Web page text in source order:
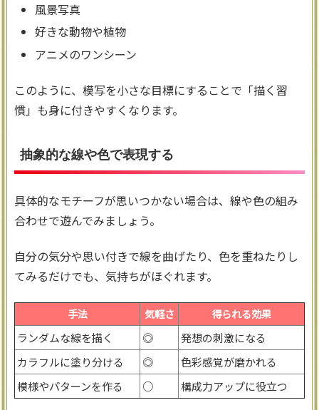
風景写真
好きな動物や植物
アニメのワンシーン
このように、模写を小さな目標にすることで「描く習
慣」も身に付きやすくなります。
抽象的な線や色で表現する
具体的なモチーフが思いつかない場合は、線や色の組み
合わせで遊んでみましょう。
自分の気分や思い付きで線を曲げたり、色を重ねたりし
てみるだけでも、気持ちがほぐれます。
手法 気軽さ 得られる効果
ランダムな線を描く ◎
発想の刺激になる
カラフルに塗り分ける
◎
色彩感覚が磨かれる
模様やパターンを作る
○ 構成力アップに役立つ